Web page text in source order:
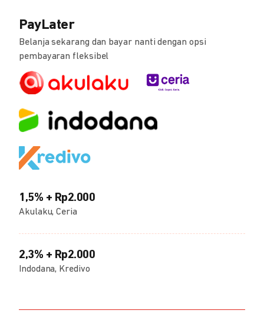
PayLater
Belanja sekarang dan bayar nanti dengan opsi
pembayaran fleksibel
1,5% + Rp2.000
Akulaku, Ceria
2,3% + Rp2.000
Indodana, Kredivo